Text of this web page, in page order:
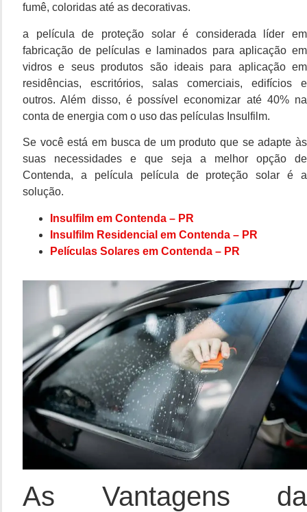
fumê, coloridas até as decorativas.
a película de proteção solar é considerada líder em
fabricação de películas e laminados para aplicação em
vidros e seus produtos são ideais para aplicação em
residências, escritórios, salas comerciais, edifícios e
outros. Além disso, é possível economizar até 40% na
conta de energia com o uso das películas Insulfilm.
Se você está em busca de um produto que se adapte às
suas necessidades e que seja a melhor opção de
Contenda, a película película de proteção solar é a
solução.
Insulfilm em Contenda – PR
Insulfilm Residencial em Contenda – PR
Películas Solares em Contenda – PR
As Vantagens da